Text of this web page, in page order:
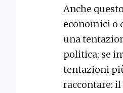
Anche
economici o
una
politica; se
tentazioni
raccontare: